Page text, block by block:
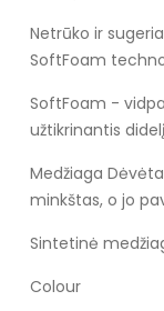
Netrūko ir
SoftFoam
SoftFoam -
užtikrinantis
Medžiaga
minkštas, o jo
Sintetinė
Colour